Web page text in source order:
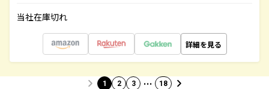
当社在庫切れ
詳細を見る
1 2 3 … 18